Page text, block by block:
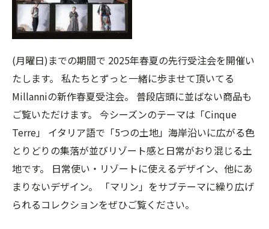
(月曜日)までの期間で 2025年春夏の先行受注会を開催い
たします。 私たちとずっと一緒に歩ませて頂いてる
Millanniの新作春夏受注会。 普段店頭に並ばない商品も
ご覧いただけます。 今シーズンのテーマは「Cinque
Terre」 イタリア語で「5つの土地」海岸沿いに広がる色
とりどりの集落が並びリゾート感と日常がおり混じる土
地です。 日常使い・リゾートに使えるデザイン、他にあ
まりないデザイン。 「マリン」をサブテーマに繰り広げ
られるコレクションをぜひご覧ください。